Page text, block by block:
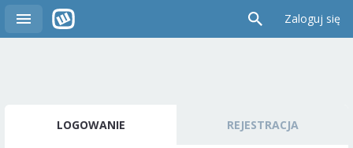
Zaloguj się
LOGOWANIE REJESTRACJA